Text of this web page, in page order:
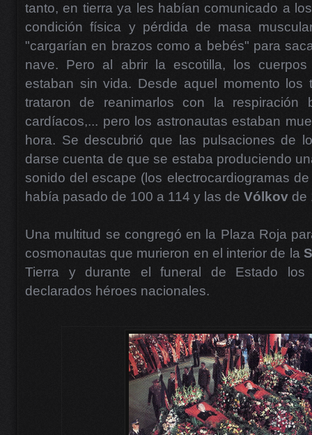
tanto, en tierra ya les habían comunicado a
condición física y pérdida de masa
"cargarían en brazos como a bebés" para
nave. Pero al abrir la escotilla, los
estaban sin vida. Desde aquel momento
trataron de reanimarlos con la respiración
cardíacos,... pero los astronautas estaban
hora. Se descubrió que las pulsaciones de
darse cuenta de que se estaba produciendo
sonido del escape (los electrocardiogramas
había pasado de 100 a 114 y las de Vólkov de
Una multitud se congregó en la Plaza Roja
cosmonautas que murieron en el interior de la
Tierra y durante el funeral de Estado los
declarados héroes nacionales.